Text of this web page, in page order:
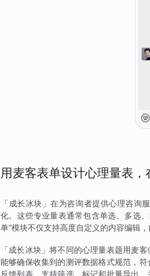
用麦客表单设计心理量表
「成长冰块」在为咨询者提供心理咨询
化。这些专业量表通常包含单选、多选
单”模块不仅支持高度自定义的内容编辑
「成长冰块」将不同的心理量表题用麦
能够确保收集到的测评数据格式规范，